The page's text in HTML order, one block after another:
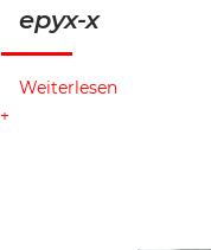
epyx-x
Weiterlesen